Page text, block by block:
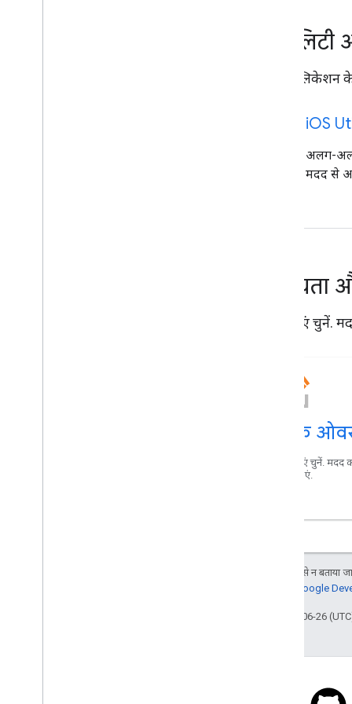
iOS ऐप्लिकेशन
iOS
अलग-
मदद से
सहायता
मदद पाएं चुनें.
स्टैक
मदद पाएं चुनें. मदद
वर्मा बनाएं.
जब तक कुछ अलग से न बताया
Google
आखिरी बार 2024-06-26